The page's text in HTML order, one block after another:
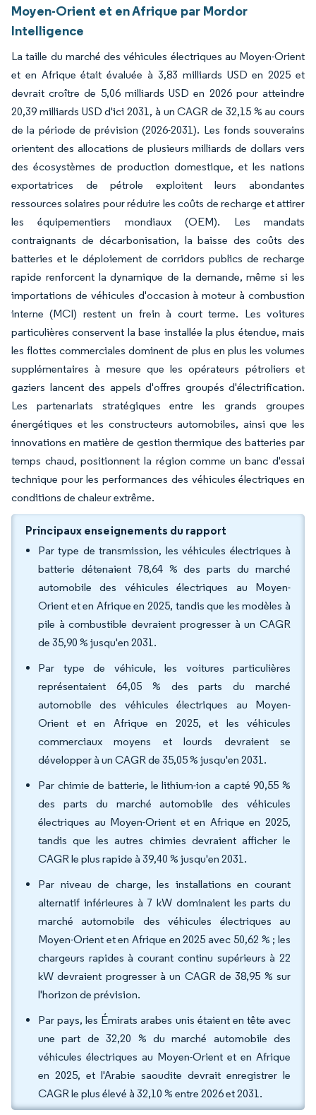
Moyen-Orient et en Afrique par Mordor
Intelligence
La taille du marché des véhicules électriques au Moyen-Orient
et en Afrique était évaluée à 3,83 milliards USD en 2025 et
devrait croître de 5,06 milliards USD en 2026 pour atteindre
20,39 milliards USD d'ici 2031, à un CAGR de 32,15 % au cours
de la période de prévision (2026-2031). Les fonds souverains
orientent des allocations de plusieurs milliards de dollars vers
des écosystèmes de production domestique, et les nations
exportatrices de pétrole exploitent leurs abondantes
ressources solaires pour réduire les coûts de recharge et attirer
les équipementiers mondiaux (OEM). Les mandats
contraignants de décarbonisation, la baisse des coûts des
batteries et le déploiement de corridors publics de recharge
rapide renforcent la dynamique de la demande, même si les
importations de véhicules d'occasion à moteur à combustion
interne (MCI) restent un frein à court terme. Les voitures
particulières conservent la base installée la plus étendue, mais
les flottes commerciales dominent de plus en plus les volumes
supplémentaires à mesure que les opérateurs pétroliers et
gaziers lancent des appels d'offres groupés d'électrification.
Les partenariats stratégiques entre les grands groupes
énergétiques et les constructeurs automobiles, ainsi que les
innovations en matière de gestion thermique des batteries par
temps chaud, positionnent la région comme un banc d'essai
technique pour les performances des véhicules électriques en
conditions de chaleur extrême.
Principaux enseignements du rapport
Par type de transmission, les véhicules électriques à
batterie détenaient 78,64 % des parts du marché
automobile des véhicules électriques au Moyen-
Orient et en Afrique en 2025, tandis que les modèles à
pile à combustible devraient progresser à un CAGR
de 35,90 % jusqu'en 2031.
Par type de véhicule, les voitures particulières
représentaient 64,05 % des parts du marché
automobile des véhicules électriques au Moyen-
Orient et en Afrique en 2025, et les véhicules
commerciaux moyens et lourds devraient se
développer à un CAGR de 35,05 % jusqu'en 2031.
Par chimie de batterie, le lithium-ion a capté 90,55 %
des parts du marché automobile des véhicules
électriques au Moyen-Orient et en Afrique en 2025,
tandis que les autres chimies devraient afficher le
CAGR le plus rapide à 39,40 % jusqu'en 2031.
Par niveau de charge, les installations en courant
alternatif inférieures à 7 kW dominaient les parts du
marché automobile des véhicules électriques au
Moyen-Orient et en Afrique en 2025 avec 50,62 % ; les
chargeurs rapides à courant continu supérieurs à 22
kW devraient progresser à un CAGR de 38,95 % sur
l'horizon de prévision.
Par pays, les Émirats arabes unis étaient en tête avec
une part de 32,20 % du marché automobile des
véhicules électriques au Moyen-Orient et en Afrique
en 2025, et l'Arabie saoudite devrait enregistrer le
CAGR le plus élevé à 32,10 % entre 2026 et 2031.